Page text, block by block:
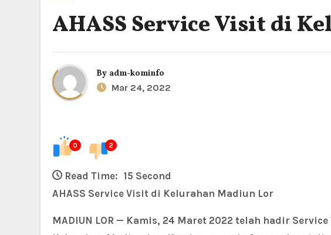
AHASS Service Visit di
By adm-kominfo
Mar 24, 2022
0 2
Read Time: 15 Second
AHASS Service Visit di Kelurahan Madiun Lor
MADIUN LOR — Kamis, 24 Maret 2022 telah hadir